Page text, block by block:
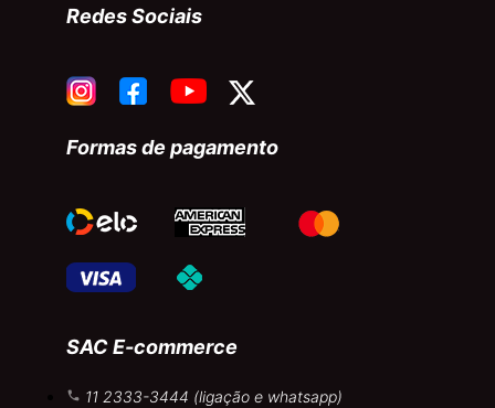
Redes Sociais
Formas de pagamento
SAC E-commerce
11 2333-3444 (ligação e whatsapp)